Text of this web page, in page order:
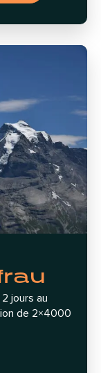
jours au
de 2×4000